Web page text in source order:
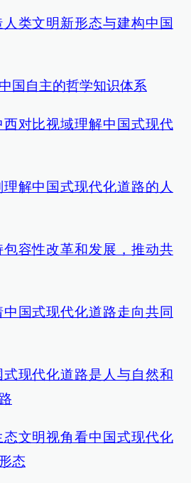
人类文明新形态与建构中国
国自主的哲学知识体系
西对比视域理解中国式现代
理解中国式现代化道路的人
包容性改革和发展，推动共
中国式现代化道路走向共同
式现代化道路是人与自然和
态文明视角看中国式现代化
态